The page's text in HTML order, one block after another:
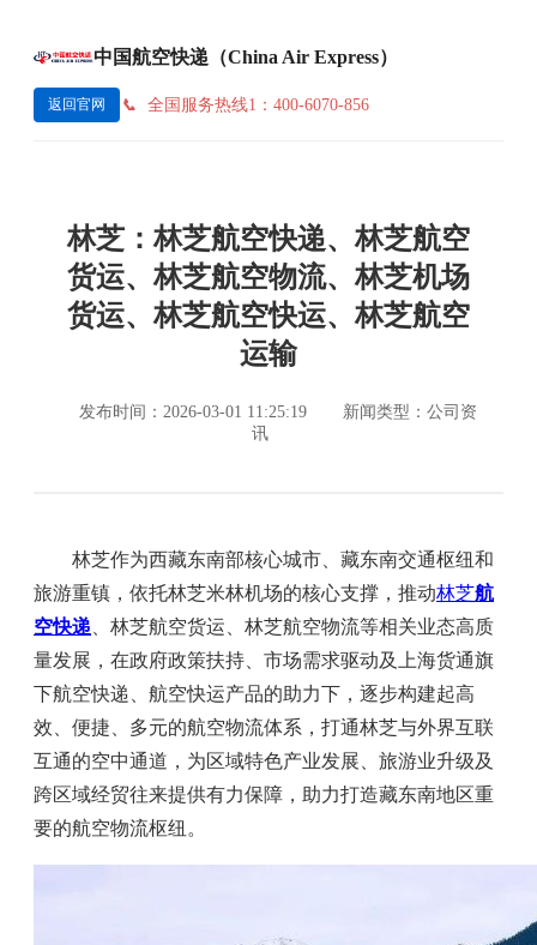
中国航空快递（China Air Express）
返回官网 全国服务热线1：400-6070-856
林芝：林芝航空快递、林芝航空
货运、林芝航空物流、林芝机场
货运、林芝航空快运、林芝航空
运输
发布时间：2026-03-01 11:25:19
新闻类型：公司资
讯
林芝作为西藏东南部核心城市、藏东南交通枢纽和
旅游重镇，依托林芝米林机场的核心支撑，推动林芝航
空快递 、林芝航空货运、林芝航空物流等相关业态高质
量发展，在政府政策扶持、市场需求驱动及上海货通旗
下航空快递、航空快运产品的助力下，逐步构建起高
效、便捷、多元的航空物流体系，打通林芝与外界互联
互通的空中通道，为区域特色产业发展、旅游业升级及
跨区域经贸往来提供有力保障，助力打造藏东南地区重
要的航空物流枢纽。